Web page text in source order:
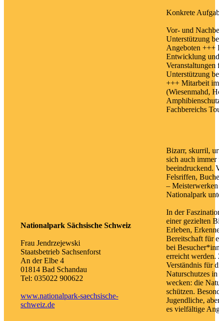
Konkrete
Vor- und
Unterstützung
Angeboten +++
Entwicklung
Unterstützung
+++ Mitarbeit
(Wiesenmahd,
Fachbereichs
Nationalpark Sächsische Schweiz
Frau Jendrzejewski
Staatsbetrieb Sachsenforst
An der Elbe 4
01814 Bad Schandau
Tel: 035022 900622
www.nationalpark-saechsische-
schweiz.de
Bizarr, skurril,
sich auch immer
beeindruckend.
Felsriffen,
–
Nationalpark
In der
einer gezielten
Erleben,
Bereitschaft für
bei
erreicht werden.
Verständnis für
Naturschutzes
wecken: die
schützen.
Jugendliche,
es vielfältige